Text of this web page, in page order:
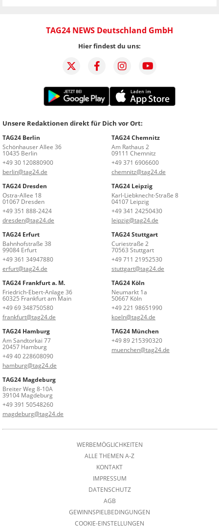
TAG24 NEWS Deutschland GmbH
Hier findest du uns:
Unsere Redaktionen direkt für Dich vor Ort:
TAG24 Berlin
Schönhauser Allee 36
10435 Berlin
+49 30 120880900
berlin@tag24.de
TAG24 Chemnitz
Am Rathaus 2
09111 Chemnitz
+49 371 6906600
chemnitz@tag24.de
TAG24 Dresden
Ostra-Allee 18
01067 Dresden
+49 351 888-2424
dresden@tag24.de
TAG24 Leipzig
Karl-Liebknecht-Straße 8
04107 Leipzig
+49 341 24250430
leipzig@tag24.de
TAG24 Erfurt
Bahnhofstraße 38
99084 Erfurt
+49 361 34947880
erfurt@tag24.de
TAG24 Stuttgart
Curiestraße 2
70563 Stuttgart
+49 711 21952530
stuttgart@tag24.de
TAG24 Frankfurt a. M.
Friedrich-Ebert-Anlage 36
60325 Frankfurt am Main
+49 69 348750580
frankfurt@tag24.de
TAG24 Köln
Neumarkt 1a
50667 Köln
+49 221 98651990
koeln@tag24.de
TAG24 Hamburg
Am Sandtorkai 77
20457 Hamburg
+49 40 228608090
hamburg@tag24.de
TAG24 München
+49 89 215390320
muenchen@tag24.de
TAG24 Magdeburg
Breiter Weg 8-10A
39104 Magdeburg
+49 391 50548260
magdeburg@tag24.de
WERBEMÖGLICHKEITEN
ALLE THEMEN A-Z
KONTAKT
IMPRESSUM
DATENSCHUTZ
AGB
GEWINNSPIELBEDINGUNGEN
COOKIE-EINSTELLUNGEN